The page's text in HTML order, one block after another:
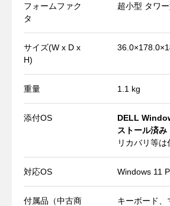
フォームファク
タ
超小型 タワ
サイズ(W x D x
H)
重量 1.1 kg
添付OS
DELL
ストール済み
リカバリ等は
対応OS Windows 11
付属品（中古商
キーボード、